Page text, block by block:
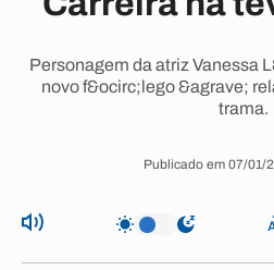
Personagem da atriz Vanessa
novo f&ocirc;lego &agrave;
trama.
Publicado em 07/01/